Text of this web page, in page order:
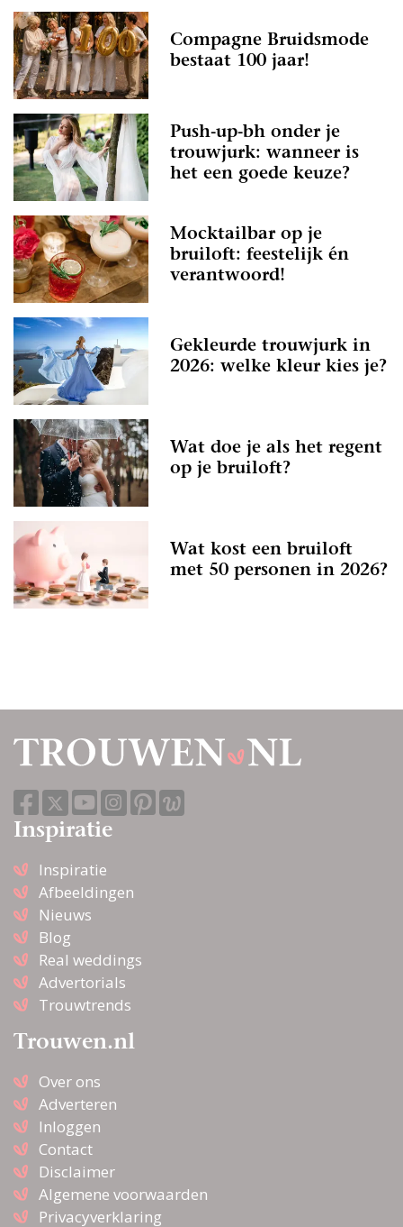
Compagne Bruidsmode
bestaat 100 jaar!
Push-up-bh onder je
trouwjurk: wanneer is
het een goede keuze?
Mocktailbar op je
bruiloft: feestelijk én
verantwoord!
Gekleurde trouwjurk in
2026: welke kleur kies je?
Wat doe je als het regent
op je bruiloft?
Wat kost een bruiloft
met 50 personen in 2026?
Inspiratie
Inspiratie
Afbeeldingen
Nieuws
Blog
Real weddings
Advertorials
Trouwtrends
Trouwen.nl
Over ons
Adverteren
Inloggen
Contact
Disclaimer
Algemene voorwaarden
Privacyverklaring